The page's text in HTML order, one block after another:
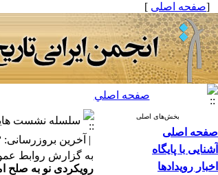
[صفحه اصلی ]
صفحه اصلي
بخش‌های اصلی
صفحه اصلی
آشنایی با پایگاه
اخبار رویدادها
سلسله نشست
| آخرین بروزرسانی: ۱۴۰۰/۶/۲۳ |
به گزارش روابط
رویکردی نو به صلح